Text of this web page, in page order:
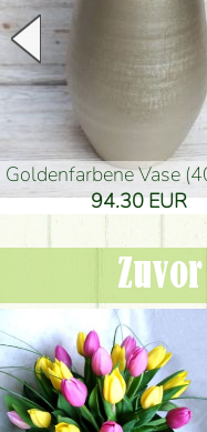
goldenfarbene Vase
94.30 EUR